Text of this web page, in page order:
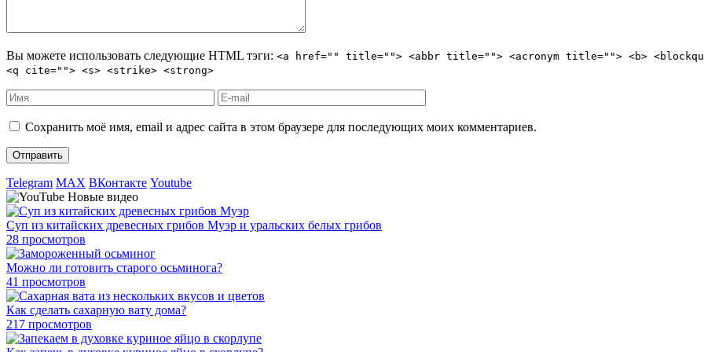
Вы можете использовать следующие HTML тэги: <a href="" title=""> <abbr title=""> <acronym title=""> <b>
<q cite=""> <s> <strike> <strong>
Сохранить моё имя, email и адрес сайта в этом браузере для последующих моих комментариев.
Telegram MAX ВКонтакте Youtube
Новые видео
Суп из китайских древесных грибов Муэр и уральских белых грибов
28 просмотров
Можно ли готовить старого осьминога?
41 просмотров
Как сделать сахарную вату дома?
217 просмотров